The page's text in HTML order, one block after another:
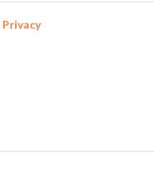
Privacy